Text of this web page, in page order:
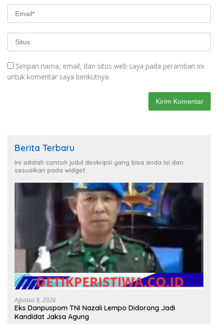
Simpan nama, email, dan situs web saya pada peramban ini
untuk komentar saya berikutnya.
Berita Terbaru
Ini adalah contoh judul deskripsi yang bisa anda isi dan
sesuaikan pada widget
Agustus 9, 2026
Eks Danpuspom TNI Nazali Lempo Didorong Jadi
Kandidat Jaksa Agung